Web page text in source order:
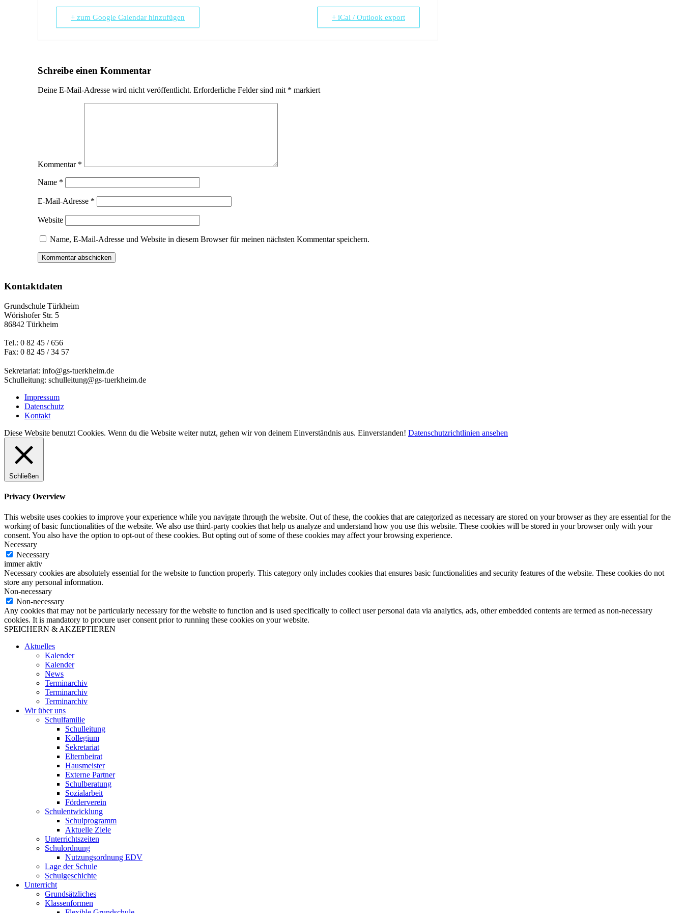
+ zum Google Calendar hinzufügen + iCal / Outlook export
Schreibe einen Kommentar
Deine E-Mail-Adresse wird nicht veröffentlicht. Erforderliche Felder sind mit * markiert
Kommentar *
Name *
E-Mail-Adresse *
Website
Name, E-Mail-Adresse und Website in diesem Browser für meinen nächsten Kommentar speichern.
Kontaktdaten
Grundschule Türkheim
Wörishofer Str. 5
86842 Türkheim
Tel.: 0 82 45 / 656
Fax: 0 82 45 / 34 57
Sekretariat: info@gs-tuerkheim.de
Schulleitung: schulleitung@gs-tuerkheim.de
Impressum
Datenschutz
Kontakt
Diese Website benutzt Cookies. Wenn du die Website weiter nutzt, gehen wir von deinem Einverständnis aus. Einverstanden! Datenschutzrichtlinien ansehen
Schließen
Privacy Overview
This website uses cookies to improve your experience while you navigate through the website. Out of these, the cookies that are categorized as necessary are stored on your browser as they are essential for the
working of basic functionalities of the website. We also use third-party cookies that help us analyze and understand how you use this website. These cookies will be stored in your browser only with your
consent. You also have the option to opt-out of these cookies. But opting out of some of these cookies may affect your browsing experience.
Necessary
Necessary
immer aktiv
Necessary cookies are absolutely essential for the website to function properly. This category only includes cookies that ensures basic functionalities and security features of the website. These cookies do not
store any personal information.
Non-necessary
Non-necessary
Any cookies that may not be particularly necessary for the website to function and is used specifically to collect user personal data via analytics, ads, other embedded contents are termed as non-necessary
cookies. It is mandatory to procure user consent prior to running these cookies on your website.
SPEICHERN & AKZEPTIEREN
Aktuelles
Kalender
Kalender
News
Terminarchiv
Terminarchiv
Terminarchiv
Wir über uns
Schulfamilie
Schulleitung
Kollegium
Sekretariat
Elternbeirat
Hausmeister
Externe Partner
Schulberatung
Sozialarbeit
Förderverein
Schulentwicklung
Schulprogramm
Aktuelle Ziele
Unterrichtszeiten
Schulordnung
Nutzungsordnung EDV
Lage der Schule
Schulgeschichte
Unterricht
Grundsätzliches
Klassenformen